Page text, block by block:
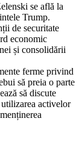
se află la
Trump.
de securitate
economic
și consolidării
ferme privind
să preia o parte
să discute
activelor